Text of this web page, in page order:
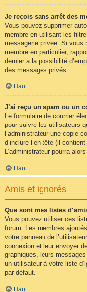
Je reçois sans arrêt des
Vous pouvez supprimer
membre en utilisant les
messagerie privée. Si vous
membre en particulier,
dernier a la possibilité
des messages privés.
Haut
J’ai reçu un spam ou un
Le formulaire de courrier
pour suivre les utilisateurs
l’administrateur une copie
d’inclure l’en-tête (il
L’administrateur pourra
Haut
Amis et ignorés
Que sont mes listes
Vous pouvez utiliser ces
forum. Les membres
votre panneau de
connexion et leur envoyer
graphiques, leurs
un utilisateur à votre liste
par défaut.
Haut